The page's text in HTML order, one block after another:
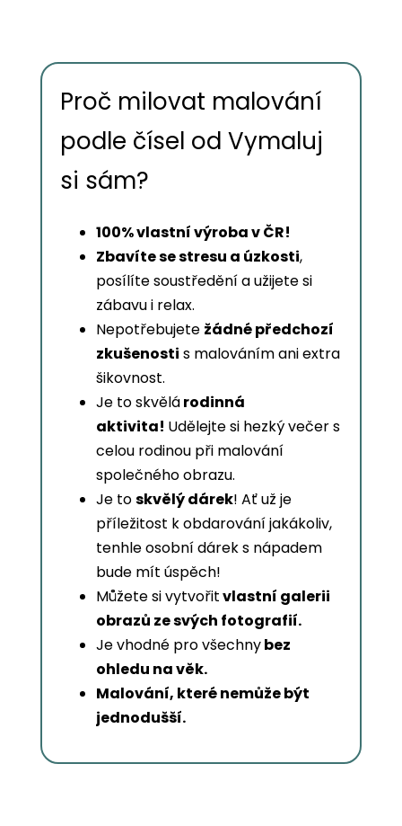
Proč milovat malování
podle čísel od Vymaluj
si sám?
100% vlastní výroba v ČR!
Zbavíte se stresu a úzkosti,
posílíte soustředění a užijete si
zábavu i relax.
Nepotřebujete žádné předchozí
zkušenosti s malováním ani extra
šikovnost.
Je to skvělárodinná
aktivita! Udělejte si hezký večer s
celou rodinou při malování
společného obrazu.
Je toskvělý dárek! Ať už je
příležitost k obdarování jakákoliv,
tenhle osobní dárek s nápadem
bude mít úspěch!
Můžete si vytvořitvlastní galerii
obrazů ze svých fotografií.
Je vhodné pro všechnybez
ohledu na věk.
Malování, které nemůže být
jednodušší.